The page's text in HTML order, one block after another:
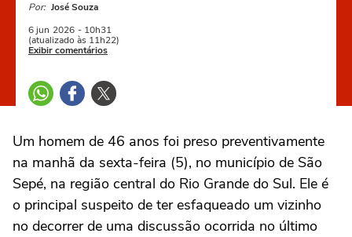
Por: José Souza
6 jun 2026 - 10h31
(atualizado às 11h22)
Exibir comentários
Um homem de 46 anos foi preso preventivamente
na manhã da sexta-feira (5), no município de São
Sepé, na região central do Rio Grande do Sul. Ele é
o principal suspeito de ter esfaqueado um vizinho
no decorrer de uma discussão ocorrida no último